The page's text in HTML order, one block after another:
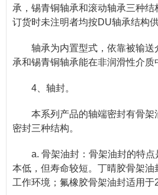
承，锡青铜轴承和滚动轴承三种结
订货时未注明者均按DU轴承结构供
轴承为内置型式，依靠被输送
承和锡青铜轴承能在非润滑性介质
4、轴封。
本系列产品的轴端密封有骨
密封三种结构。
a. 骨架油封：骨架油封的特
本低，但寿命较短。丁晴胶骨架
工作环境；氟橡胶骨架油封适用于